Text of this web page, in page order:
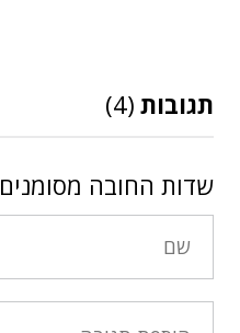
תגובות (4)
שדות החובה מסומנים